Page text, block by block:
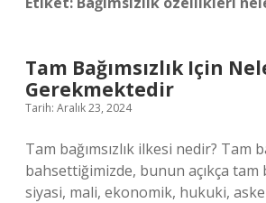
Tam Bağımsızlık Için
Gerekmektedir
Tarih: Aralık 23, 2024
Tam bağımsızlık ilkesi nedir? Tam
bahsettiğimizde, bunun açıkça tam
siyasi, mali, ekonomik, hukuki,